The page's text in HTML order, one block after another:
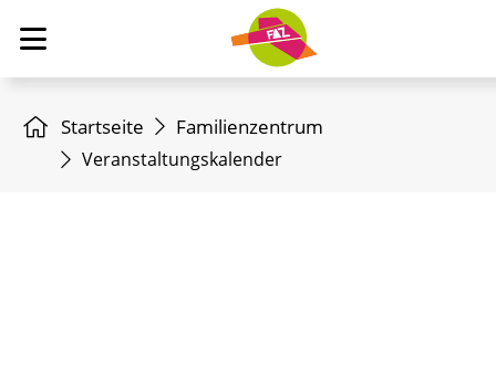
Startseite Familienzentrum
Veranstaltungskalender